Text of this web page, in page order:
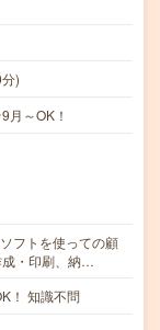
)
～OK！
フトを使っての顧
成・印刷、納…
！ 知識不問